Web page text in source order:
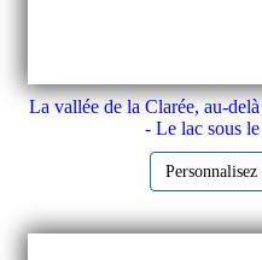
La vallée de la Clarée, au-
- Le lac sous